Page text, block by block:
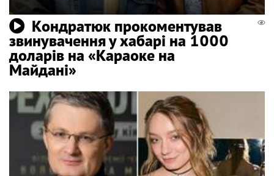
Кондратюк прокоментував
звинувачення у хабарі на 1000
доларів на «Караоке на
Майдані»